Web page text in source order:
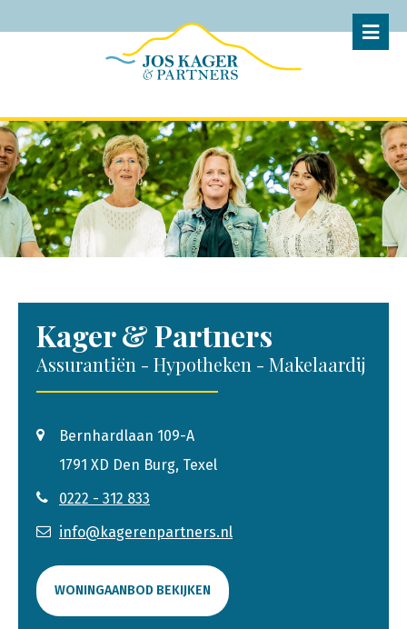
Kager & Partners
Assurantiën - Hypotheken - Makelaardij
Bernhardlaan 109-A
1791 XD Den Burg, Texel
0222 - 312 833
info@kagerenpartners.nl
WONINGAANBOD BEKIJKEN